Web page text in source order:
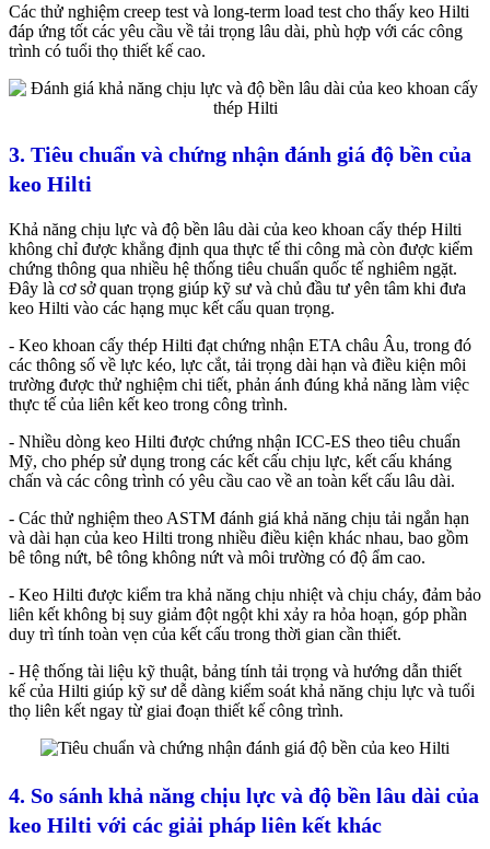
Các thử nghiệm creep test và long-term load test cho thấy keo Hilti
đáp ứng tốt các yêu cầu về tải trọng lâu dài, phù hợp với các công
trình có tuổi thọ thiết kế cao.
3. Tiêu chuẩn và chứng nhận đánh giá độ bền của
keo Hilti
Khả năng chịu lực và độ bền lâu dài của keo khoan cấy thép Hilti
không chỉ được khẳng định qua thực tế thi công mà còn được kiểm
chứng thông qua nhiều hệ thống tiêu chuẩn quốc tế nghiêm ngặt.
Đây là cơ sở quan trọng giúp kỹ sư và chủ đầu tư yên tâm khi đưa
keo Hilti vào các hạng mục kết cấu quan trọng.
- Keo khoan cấy thép Hilti đạt chứng nhận ETA châu Âu, trong đó
các thông số về lực kéo, lực cắt, tải trọng dài hạn và điều kiện môi
trường được thử nghiệm chi tiết, phản ánh đúng khả năng làm việc
thực tế của liên kết keo trong công trình.
- Nhiều dòng keo Hilti được chứng nhận ICC-ES theo tiêu chuẩn
Mỹ, cho phép sử dụng trong các kết cấu chịu lực, kết cấu kháng
chấn và các công trình có yêu cầu cao về an toàn kết cấu lâu dài.
- Các thử nghiệm theo ASTM đánh giá khả năng chịu tải ngắn hạn
và dài hạn của keo Hilti trong nhiều điều kiện khác nhau, bao gồm
bê tông nứt, bê tông không nứt và môi trường có độ ẩm cao.
- Keo Hilti được kiểm tra khả năng chịu nhiệt và chịu cháy, đảm bảo
liên kết không bị suy giảm đột ngột khi xảy ra hỏa hoạn, góp phần
duy trì tính toàn vẹn của kết cấu trong thời gian cần thiết.
- Hệ thống tài liệu kỹ thuật, bảng tính tải trọng và hướng dẫn thiết
kế của Hilti giúp kỹ sư dễ dàng kiểm soát khả năng chịu lực và tuổi
thọ liên kết ngay từ giai đoạn thiết kế công trình.
4. So sánh khả năng chịu lực và độ bền lâu dài của
keo Hilti với các giải pháp liên kết khác